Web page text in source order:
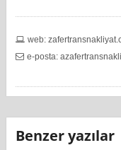
web:
e-posta:
Benzer yazılar